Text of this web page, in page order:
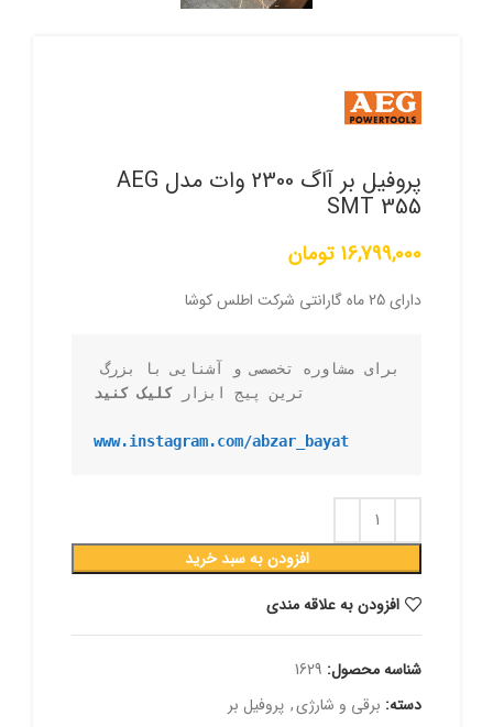
پروفیل بر آاگ 2300 وات مدل AEG
SMT 355
16,799,000 تومان
دارای 25 ماه گارانتی شرکت اطلس کوشا
ترین پیج ابزار کلیک کنید
www.instagram.com/abzar_bayat
افزودن به سبد خرید
افزودن به علاقه مندی
شناسه محصول: 1629
دسته: برقی و شارژی, پروفیل بر